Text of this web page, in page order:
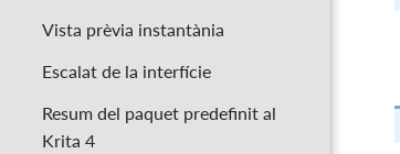
Vista prèvia instantània
Escalat de la interfície
Resum del paquet predefinit al
Krita 4